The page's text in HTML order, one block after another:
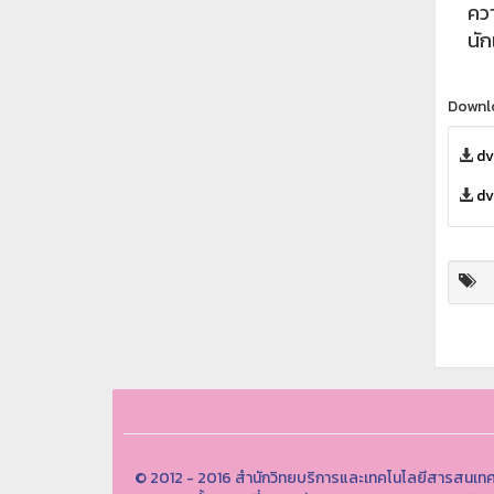
ค
นั
© 2012 - 2016 สำนักวิทยบริการและเทคโนโลยีสารสนเ